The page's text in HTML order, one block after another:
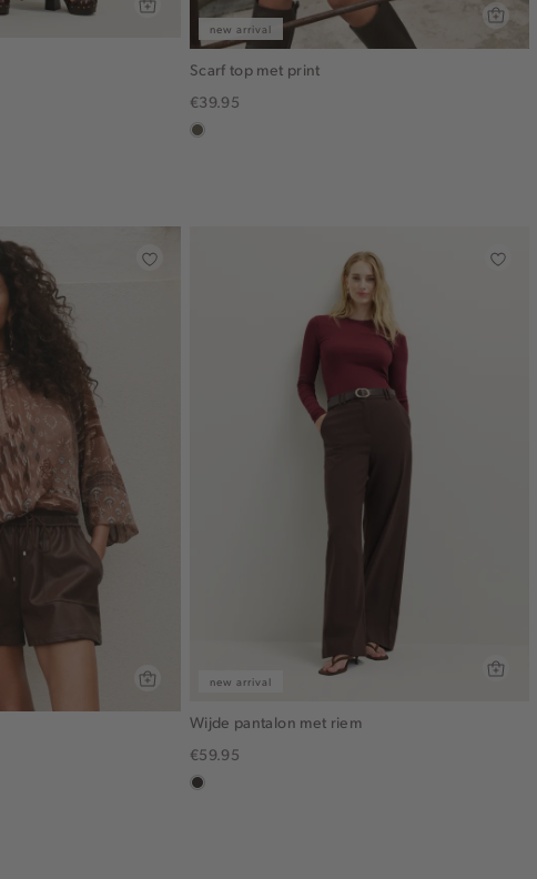
new arrival
Scarf top met print
€39.95
middenbruin
new arrival
Wijde pantalon met riem
€59.95
choco